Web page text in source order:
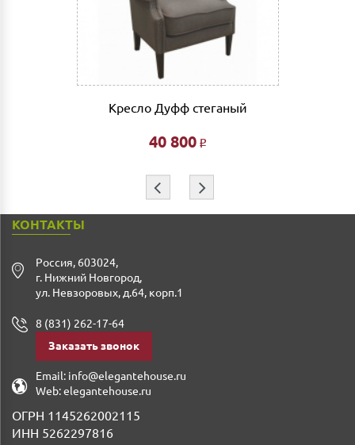
Сборка мебели рассчитывается автоматически при
совершении заказа в интернет магазине и является
фиксированной- 3% от стоимости заказа.
Дата доставки, выгрузки и сборки обговаривается
индивидуально.
Ждем Вас в нашем салоне и желаем Вам приятных
⇦
Кресло Дуфф стеганый
40 800 Р
⇨
КОНТАКТЫ
Россия, 603024,
г. Нижний Новгород,
ул. Невзоровых, д.64, корп.1
8 (831) 262-17-64
Заказать звонок
Email: info@elegantehouse.ru
Web:elegantehouse.ru
ОГРН 1145262002115
ИНН 5262297816